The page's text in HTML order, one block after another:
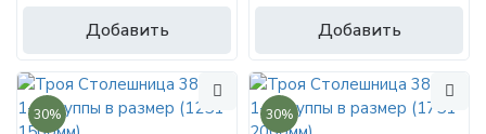
Добавить Добавить
30% 30%